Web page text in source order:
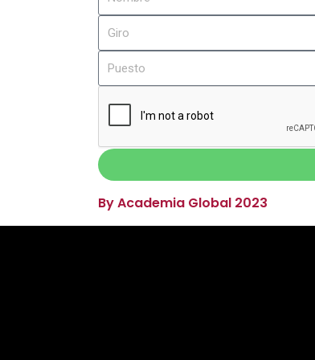
By Academia Global 2023